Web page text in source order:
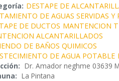
DESTAPE DE
DE AGUAS SERVIDAS Y
DE DUCTOS MANTENCION
ALCANTARILLADOS
DE BAÑOS QUIMICOS
DE AGUA POTABLE
Dr. Amador neghme 03639
La Pintana